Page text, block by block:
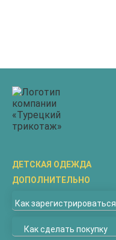
ДЕТСКАЯ ОДЕЖДА
Бриджи
Верхняя одежда
Джемперы
ДОПОЛНИТЕЛЬНО
Доставка
Оплата
Как зарегистрироваться
Как сделать покупку